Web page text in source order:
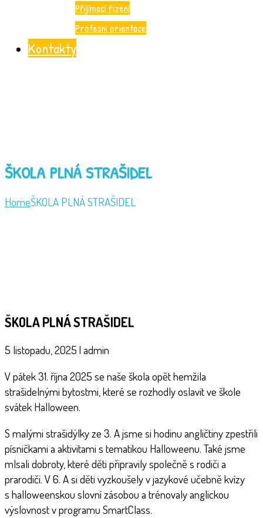
Přijímací řízení
Profesní orientace
Kontakty
ŠKOLA PLNÁ STRAŠIDEL
HomeŠKOLA PLNÁ STRAŠIDEL
ŠKOLA PLNÁ STRAŠIDEL
5 listopadu, 2025 | admin
V pátek 31. října 2025 se naše škola opět hemžila
strašidelnými bytostmi, které se rozhodly oslavit ve škole
svátek Halloween.
S malými strašidýlky ze 3. A jsme si hodinu angličtiny zpestřili
písničkami a aktivitami s tematikou Halloweenu. Také jsme
mlsali dobroty, které děti připravily společně s rodiči a
prarodiči. V 6. A si děti vyzkoušely v jazykové učebně kvízy
s halloweenskou slovní zásobou a trénovaly anglickou
výslovnost v programu SmartClass.